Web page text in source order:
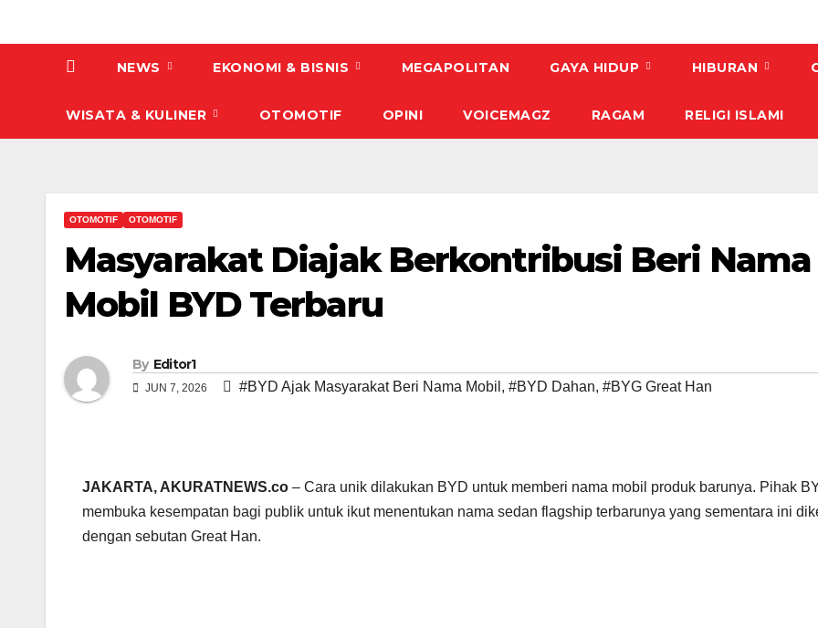
NEWS EKONOMI & BISNIS MEGAPOLITAN GAYA HIDUP HIBURAN
WISATA & KULINER OTOMOTIF OPINI VOICEMAGZ RAGAM RELIGI ISLAMI
OTOMOTIF OTOMOTIF
Masyarakat Diajak Berkontribusi Beri Nama
Mobil BYD Terbaru
By Editor1
JUN 7, 2026 #BYD Ajak Masyarakat Beri Nama Mobil , #BYD Dahan, #BYG Great Han
JAKARTA, AKURATNEWS.co – Cara unik dilakukan BYD untuk memberi nama mobil produk barunya. Pihak
membuka kesempatan bagi publik untuk ikut menentukan nama sedan flagship terbarunya yang sementara ini
dengan sebutan Great Han.